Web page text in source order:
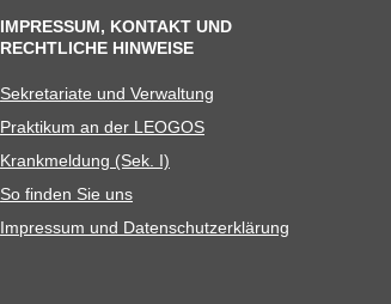
IMPRESSUM, KONTAKT UND
RECHTLICHE HINWEISE
Sekre­ta­riate und Verwaltung
Prak­ti­kum an der LEOGOS
Krank­mel­dung (Sek. I)
So fin­den Sie uns
Impres­sum und Datenschutzerklärung